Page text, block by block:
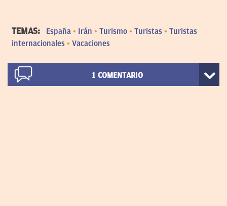
TEMAS: España Irán Turismo Turistas
Turistas
internacionales
Vacaciones
1 COMENTARIO